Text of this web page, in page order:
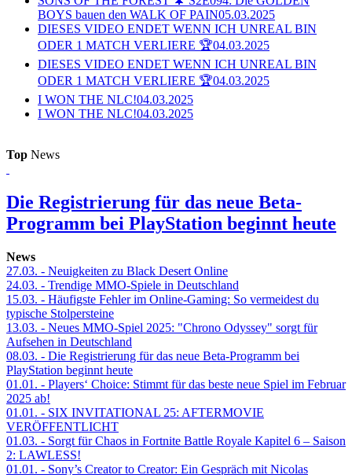
BOYS bauen den WALK OF PAIN05.03.2025
DIESES VIDEO ENDET WENN ICH UNREAL BIN
ODER 1 MATCH VERLIERE 🏆04.03.2025
DIESES VIDEO ENDET WENN ICH UNREAL BIN
ODER 1 MATCH VERLIERE 🏆04.03.2025
I WON THE NLC!04.03.2025
I WON THE NLC!04.03.2025
Top News
Die Registrierung für das neue Beta-
Programm bei PlayStation beginnt heute
News
27.03. - Neuigkeiten zu Black Desert Online
24.03. - Trendige MMO-Spiele in Deutschland
15.03. - Häufigste Fehler im Online-Gaming: So vermeidest du
typische Stolpersteine
13.03. - Neues MMO-Spiel 2025: "Chrono Odyssey" sorgt für
Aufsehen in Deutschland
08.03. - Die Registrierung für das neue Beta-Programm bei
PlayStation beginnt heute
01.01. - Players‘ Choice: Stimmt für das beste neue Spiel im Februar
2025 ab!
01.01. - SIX INVITATIONAL 25: AFTERMOVIE
VERÖFFENTLICHT
01.03. - Sorgt für Chaos in Fortnite Battle Royale Kapitel 6 – Saison
2: LAWLESS!
01.01. - Sony’s Creator to Creator: Ein Gespräch mit Nicolas